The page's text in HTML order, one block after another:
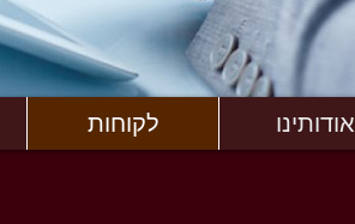
לקוחות אודותינו